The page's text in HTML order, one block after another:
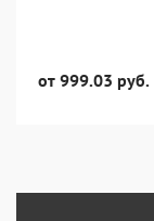
от 999.03 руб.